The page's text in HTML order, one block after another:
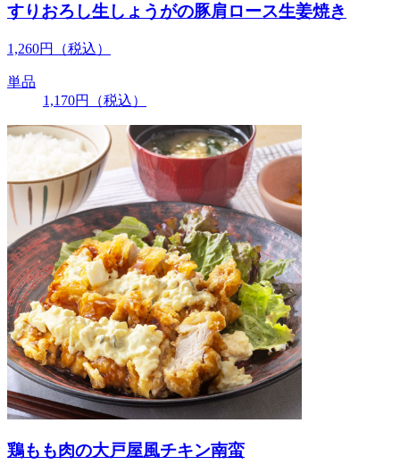
すりおろし生しょうがの豚肩ロース生姜焼き
1,260円 （税込）
単品
1,170円 （税込）
鶏もも肉の大戸屋風チキン南蛮